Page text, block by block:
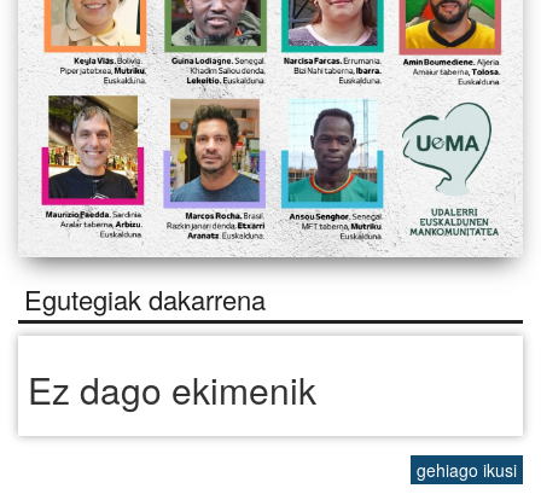
Egutegiak dakarrena
Ez dago ekimenik
gehiago ikusi